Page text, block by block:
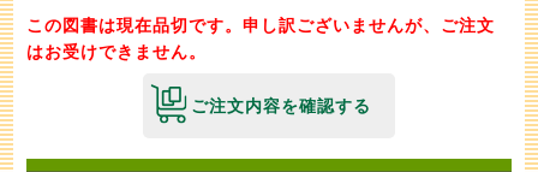
この図書は現在品切です。申し訳ございませんが、ご注文
はお受けできません。
ご注文内容を確認する